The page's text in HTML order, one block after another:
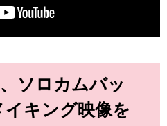
ソロカムバッ
キング映像を